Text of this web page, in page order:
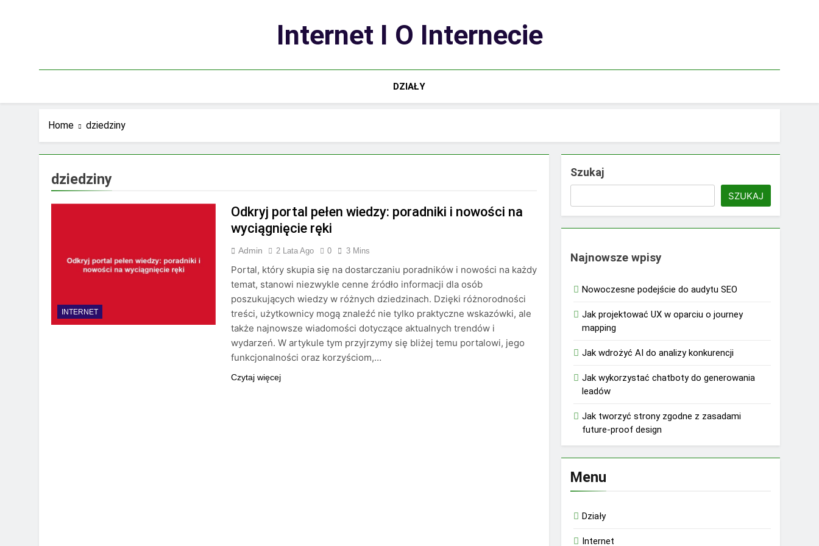
Internet I O Internecie
DZIAŁY
Home dziedziny
dziedziny
INTERNET
Odkryj portal pełen wiedzy: poradniki i nowości na
wyciągnięcie ręki
Admin 2 Lata Ago 0 3 Mins
Portal, który skupia się na dostarczaniu poradników i nowości na każdy
temat, stanowi niezwykle cenne źródło informacji dla osób
poszukujących wiedzy w różnych dziedzinach. Dzięki różnorodności
treści, użytkownicy mogą znaleźć nie tylko praktyczne wskazówki, ale
także najnowsze wiadomości dotyczące aktualnych trendów i
wydarzeń. W artykule tym przyjrzymy się bliżej temu portalowi, jego
funkcjonalności oraz korzyściom,…
Czytaj więcej
Szukaj
SZUKAJ
Najnowsze wpisy
Nowoczesne podejście do audytu SEO
Jak projektować UX w oparciu o journey
mapping
Jak wdrożyć AI do analizy konkurencji
Jak wykorzystać chatboty do generowania
leadów
Jak tworzyć strony zgodne z zasadami
future-proof design
Menu
Działy
Internet